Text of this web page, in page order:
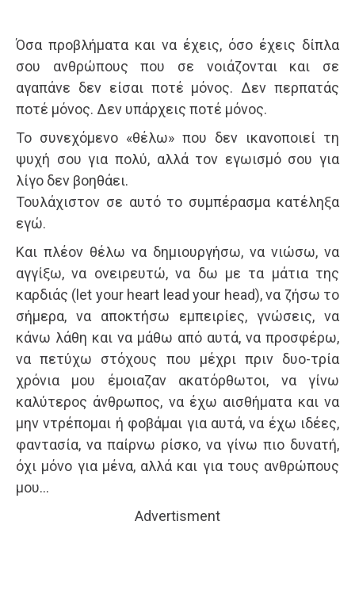
Όσα προβλήματα και να έχεις, όσο έχεις δίπλα
σου ανθρώπους που σε νοιάζονται και σε
αγαπάνε δεν είσαι ποτέ μόνος. Δεν περπατάς
ποτέ μόνος. Δεν υπάρχεις ποτέ μόνος.
Το συνεχόμενο «θέλω» που δεν ικανοποιεί τη
ψυχή σου για πολύ, αλλά τον εγωισμό σου για
λίγο δεν βοηθάει.
Τουλάχιστον σε αυτό το συμπέρασμα κατέληξα
εγώ.
Και πλέον θέλω να δημιουργήσω, να νιώσω, να
αγγίξω, να ονειρευτώ, να δω με τα μάτια της
καρδιάς (let your heart lead your head), να ζήσω το
σήμερα, να αποκτήσω εμπειρίες, γνώσεις, να
κάνω λάθη και να μάθω από αυτά, να προσφέρω,
να πετύχω στόχους που μέχρι πριν δυο-τρία
χρόνια μου έμοιαζαν ακατόρθωτοι, να γίνω
καλύτερος άνθρωπος, να έχω αισθήματα και να
μην ντρέπομαι ή φοβάμαι για αυτά, να έχω ιδέες,
φαντασία, να παίρνω ρίσκο, να γίνω πιο δυνατή,
όχι μόνο για μένα, αλλά και για τους ανθρώπους
μου…
Advertisment